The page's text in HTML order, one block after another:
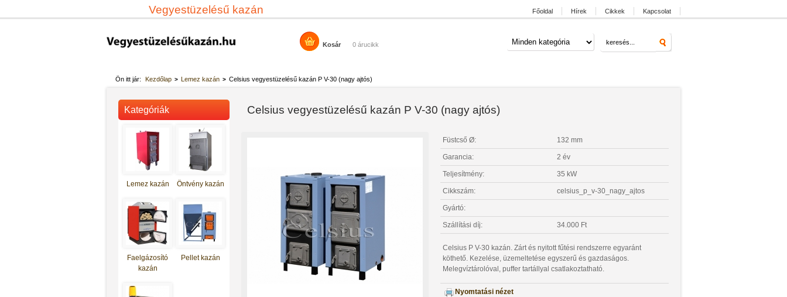
Vegyestüzelésű kazán Főoldal Hírek Cikkek Kapcsolat
Kosár 0 árucikk
Ön itt jár: Kezdőlap > Lemez kazán > Celsius vegyestüzelésű kazán P V-30 (nagy ajtós)
Celsius vegyestüzelésű kazán P V-30 (nagy ajtós)
Füstcső Ø: 132 mm
Garancia: 2 év
Teljesítmény: 35 kW
Cikkszám: celsius_p_v-30_nagy_ajtos
Gyártó:
Szállítási díj: 34.000 Ft
Celsius P V-30 kazán. Zárt és nyitott fűtési rendszerre egyaránt
köthető. Kezelése, üzemeltetése egyszerű és gazdaságos.
Melegvíztárolóval, puffer tartállyal csatlakoztatható.
Nyomtatási nézet
Kategóriák
Lemez kazán Öntvény kazán
Faelgázosító
kazán
Pellet kazán
Totya vegyestüzelésű kazán S-